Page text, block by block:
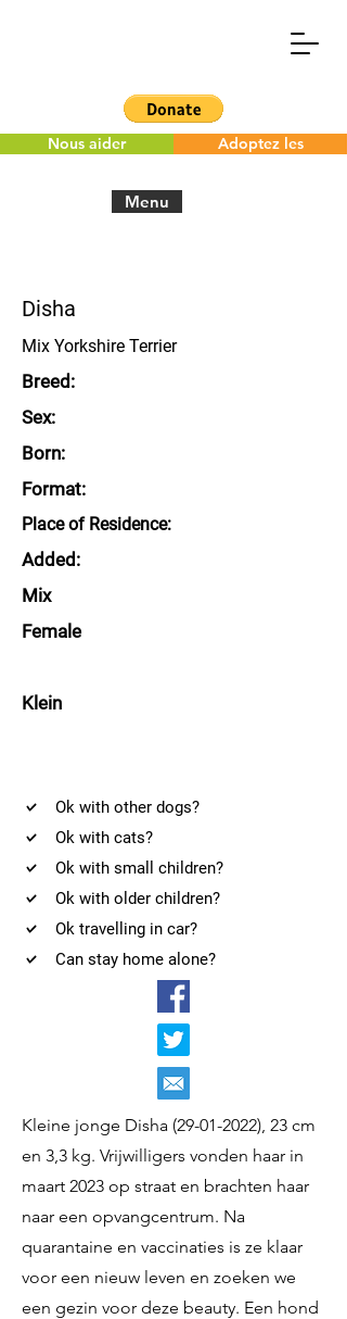
Nous aider Adoptez les
Menu
Disha
Mix Yorkshire Terrier
Breed:
Sex:
Born:
Format:
Place of Residence:
Added:
Mix
Female
Klein
Ok with other dogs?
Ok with cats?
Ok with small children?
Ok with older children?
Ok travelling in car?
Can stay home alone?
Kleine jonge Disha (29-01-2022), 23 cm
en 3,3 kg. Vrijwilligers vonden haar in
maart 2023 op straat en brachten haar
naar een opvangcentrum. Na
quarantaine en vaccinaties is ze klaar
voor een nieuw leven en zoeken we
een gezin voor deze beauty. Een hond